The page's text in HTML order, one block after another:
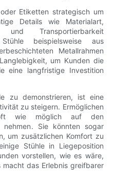
Etiketten strategisch um
Details wie Materialart,
und Transportierbarkeit
beispielsweise aus
Metallrahmen
um Kunden die
eine langfristige Investition
zu demonstrieren, ist eine
zu steigern. Ermöglichen
wie möglich auf den
nehmen. Sie könnten sogar
um zusätzlichen Komfort zu
Stühle in Liegeposition
vorstellen, wie es wäre,
das Erlebnis greifbarer